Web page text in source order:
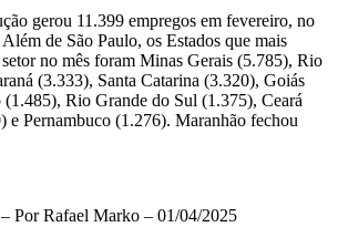
gerou 11.399 empregos em fevereiro, no
de São Paulo, os Estados que mais
no mês foram Minas Gerais (5.785), Rio
(3.333), Santa Catarina (3.320), Goiás
Rio Grande do Sul (1.375), Ceará
e Pernambuco (1.276). Maranhão fechou
Por Rafael Marko – 01/04/2025